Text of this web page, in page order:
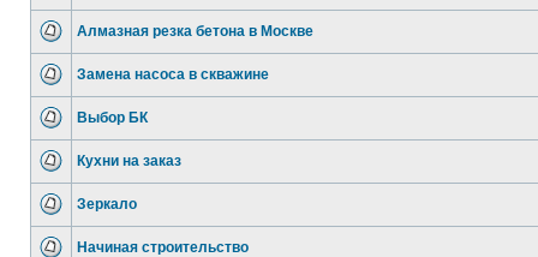
Алмазная резка бетона в Москве
Замена насоса в скважине
Выбор БК
Кухни на заказ
Зеркало
Начиная строительство